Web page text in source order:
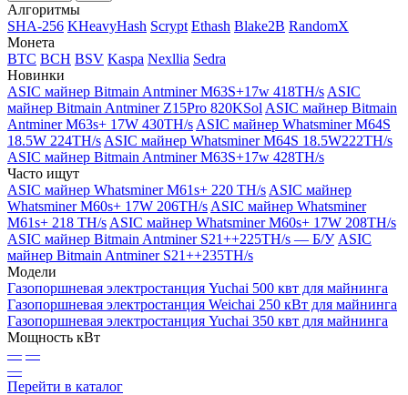
Алгоритмы
SHA-256 KHeavyHash Scrypt Ethash Blake2B RandomX
Монета
BTC BCH BSV Kaspa Nexllia Sedra
Новинки
ASIC майнер Bitmain Antminer M63S+17w 418TH/s ASIC
майнер Bitmain Antminer Z15Pro 820KSol ASIC майнер Bitmain
Antminer M63s+ 17W 430TH/s ASIC майнер Whatsminer M64S
18.5W 224TH/s ASIC майнер Whatsminer M64S 18.5W222TH/s
ASIC майнер Bitmain Antminer M63S+17w 428TH/s
Часто ищут
ASIC майнер Whatsminer M61s+ 220 TH/s ASIC майнер
Whatsminer M60s+ 17W 206TH/s ASIC майнер Whatsminer
M61s+ 218 TH/s ASIC майнер Whatsminer M60s+ 17W 208TH/s
ASIC майнер Bitmain Antminer S21++225TH/s — Б/У ASIC
майнер Bitmain Antminer S21++235TH/s
Модели
Газопоршневая электростанция Yuchai 500 квт для майнинга
Газопоршневая электростанция Weichai 250 кВт для майнинга
Газопоршневая электростанция Yuchai 350 квт для майнинга
Мощность кВт
— —
—
Перейти в каталог